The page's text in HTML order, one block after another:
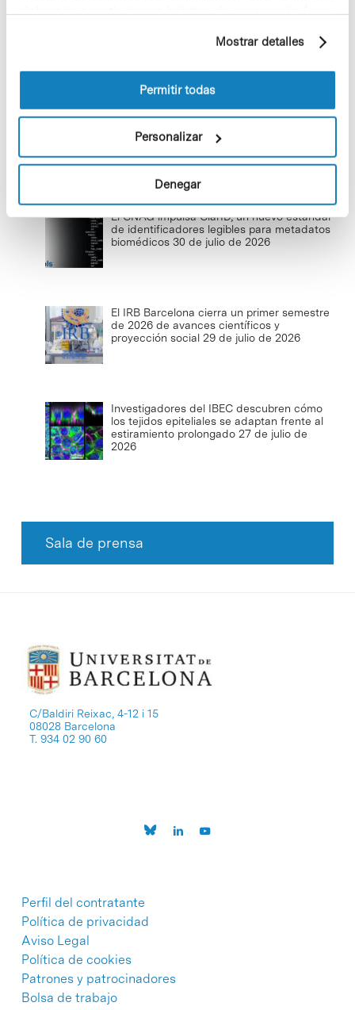
elaborado a partir de sus hábitos de navegación (por
información sobre las cookies puede consultar
la Política de cookies del sitio web.
Mostrar detalles
Permitir todas
Personalizar
Denegar
social
11 de febrero de 2026
El CNAG impulsa ClarID, un nuevo estándar
de identificadores legibles para metadatos
biomédicos 30 de julio de 2026
El IRB Barcelona cierra un primer semestre
de 2026 de avances científicos y
proyección social 29 de julio de 2026
Investigadores del IBEC descubren cómo
los tejidos epiteliales se adaptan frente al
estiramiento prolongado 27 de julio de
2026
Sala de prensa
C/Baldiri Reixac, 4-12 i 15
08028 Barcelona
T. 934 02 90 60
Perfil del contratante
Política de privacidad
Aviso Legal
Política de cookies
Patrones y patrocinadores
Bolsa de trabajo